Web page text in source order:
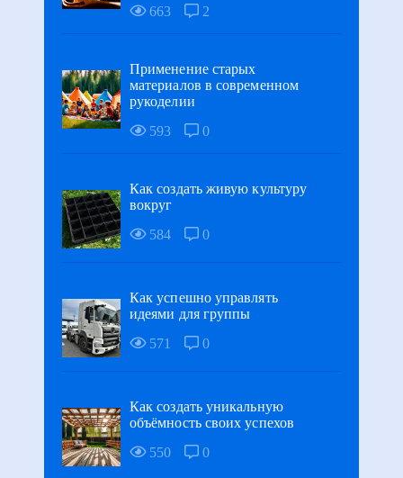
663
2
Применение старых
материалов в современном
рукоделии
593
0
Как создать живую культуру
вокруг
584
0
Как успешно управлять
идеями для группы
571
0
Как создать уникальную
объёмность своих успехов
550
0